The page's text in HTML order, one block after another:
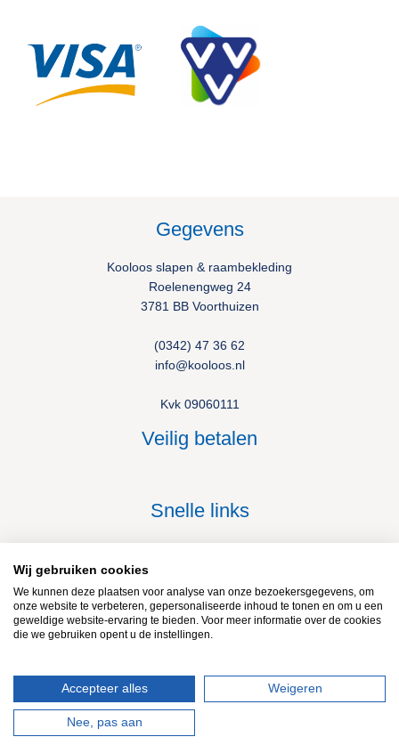
Gegevens
Kooloos slapen & raambekleding
Roelenengweg 24
3781 BB Voorthuizen
(0342) 47 36 62
info@kooloos.nl
Kvk 09060111
Veilig betalen
Snelle links
Algemene Voorwaarden Webshop
terug naar de kooloos website →
Copyright © 2026 Kooloos
Wij gebruiken cookies
We kunnen deze plaatsen voor analyse van onze bezoekersgegevens, om
onze website te verbeteren, gepersonaliseerde inhoud te tonen en om u een
geweldige website-ervaring te bieden. Voor meer informatie over de cookies
die we gebruiken opent u de instellingen.
Accepteer alles Weigeren
Nee, pas aan